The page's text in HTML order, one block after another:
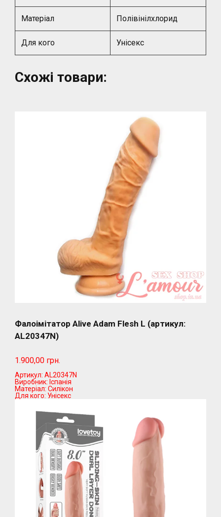
Матеріал Полівінілхлорид
Для кого Унісекс
Схожі товари:
Фалоімітатор Alive Adam Flesh L (артикул:
AL20347N)
1.900,00 грн.
Артикул: AL20347N
Виробник: Іспанія
Матеріал: Силікон
Для кого: Унісекс